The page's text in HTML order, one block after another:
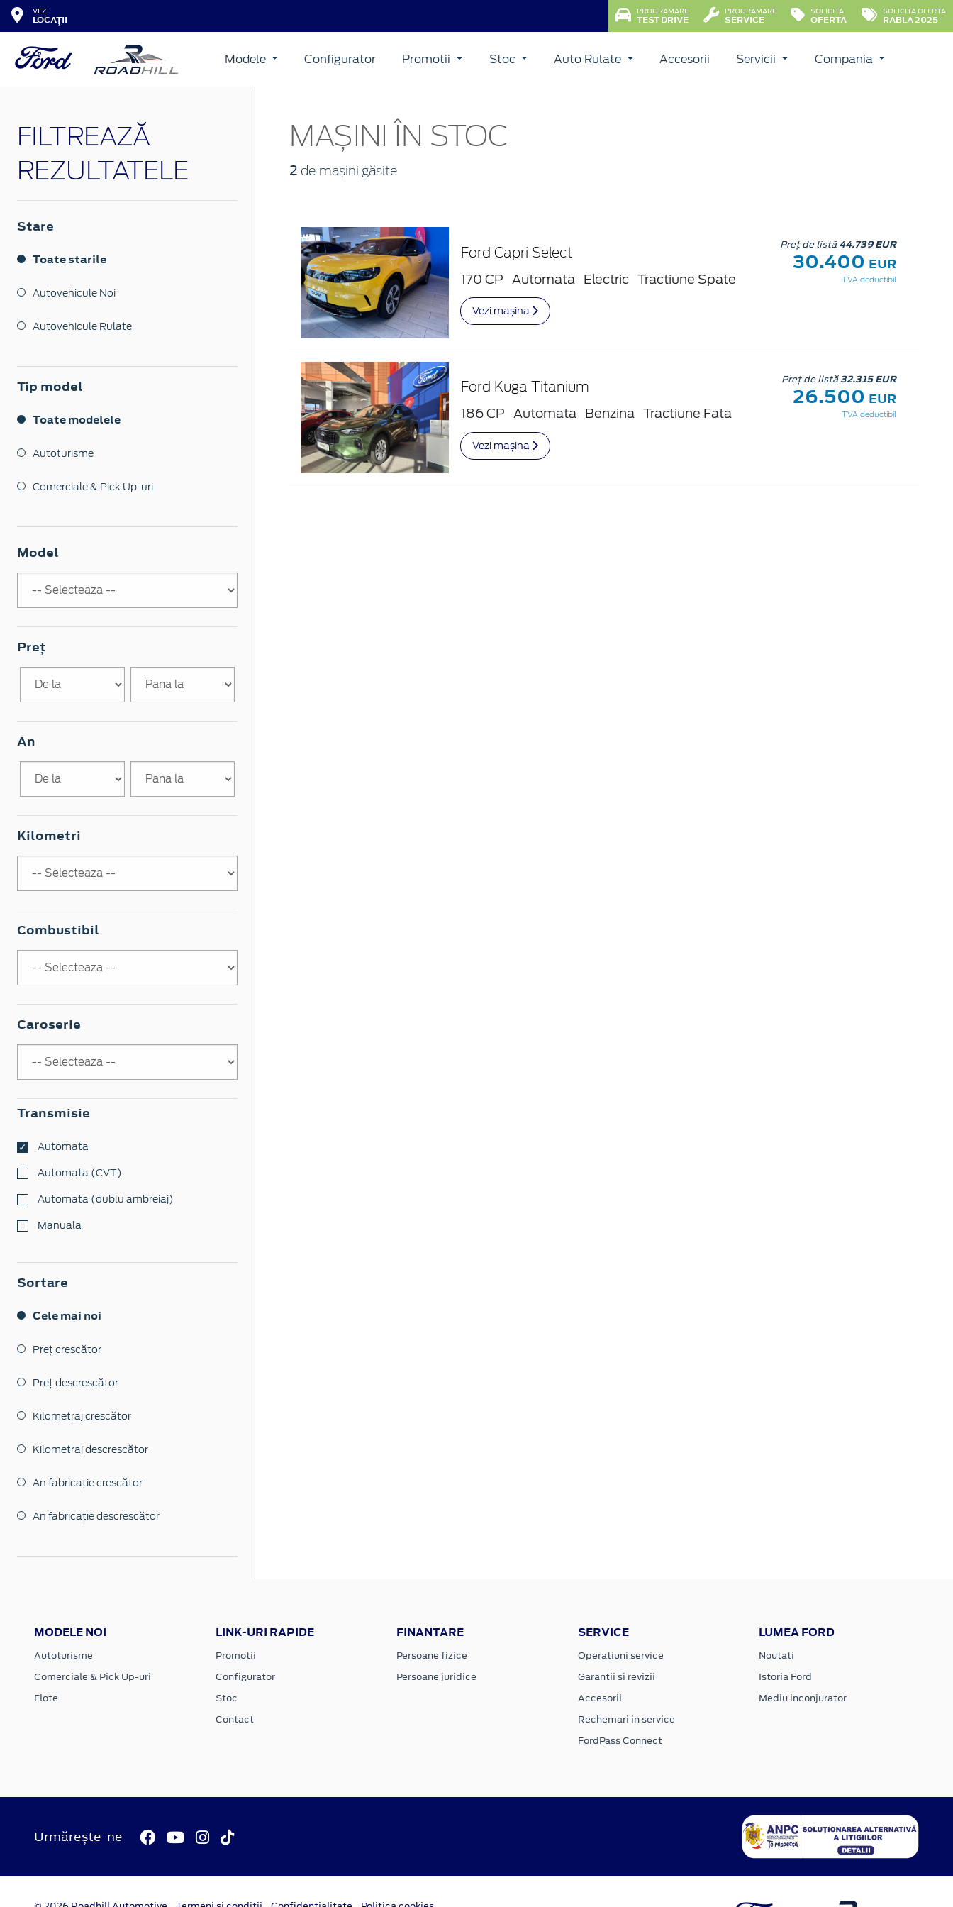
VEZI
LOCAȚII
PROGRAMARE
TEST DRIVE
PROGRAMARE
SERVICE
SOLICITA
OFERTA
SOLICITA OFERTA
RABLA 2025
Modele Configurator Promotii Stoc Auto Rulate Accesorii Servicii Compania
FILTREAZĂ
REZULTATELE
Stare
Toate starile
Autovehicule Noi
Autovehicule Rulate
Tip model
Toate modelele
Autoturisme
Comerciale & Pick Up-uri
Model
Preț
An
Kilometri
Combustibil
Caroserie
Transmisie
Automata
Automata (CVT)
Automata (dublu ambreiaj)
Manuala
Sortare
Cele mai noi
Preț crescător
Preț descrescător
Kilometraj crescător
Kilometraj descrescător
An fabricație crescător
An fabricație descrescător
MAȘINI ÎN STOC
2 de mașini găsite
Ford Capri Select
170 CP Automata Electric Tractiune Spate
Preț de listă44.739 EUR
30.400 EUR
TVA deductibil
Vezi mașina
Ford Kuga Titanium
186 CP Automata Benzina Tractiune Fata
Preț de listă32.315 EUR
26.500 EUR
TVA deductibil
Vezi mașina
MODELE NOI
Autoturisme
Comerciale & Pick Up-uri
Flote
LINK-URI RAPIDE
Promotii
Configurator
Stoc
Contact
FINANTARE
Persoane fizice
Persoane juridice
SERVICE
Operatiuni service
Garantii si revizii
Accesorii
Rechemari in service
FordPass Connect
LUMEA FORD
Noutati
Istoria Ford
Mediu inconjurator
Urmărește-ne